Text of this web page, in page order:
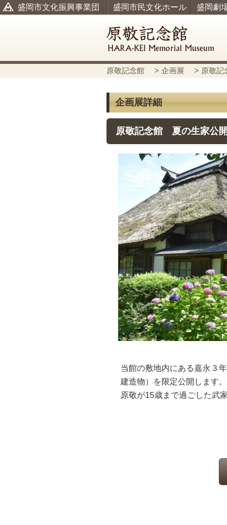
盛岡市文化振興事業団 盛岡市民文化ホール 盛岡劇
原敬記念館 > 企画展 > 原敬記
企画展詳細
原敬記念館 夏の生家公開
当館の敷地内にある嘉永３
建造物）を限定公開します。
原敬が15歳まで過ごした武